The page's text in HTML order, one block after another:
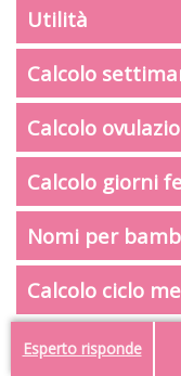
Esperto risponde
Utilità
Calcolo
Calcolo
Calcolo giorni
Nomi per
Calcolo ciclo